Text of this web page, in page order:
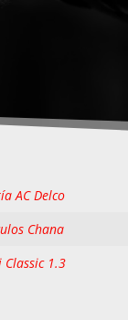
AC Delco
Chana
Classic 1.3